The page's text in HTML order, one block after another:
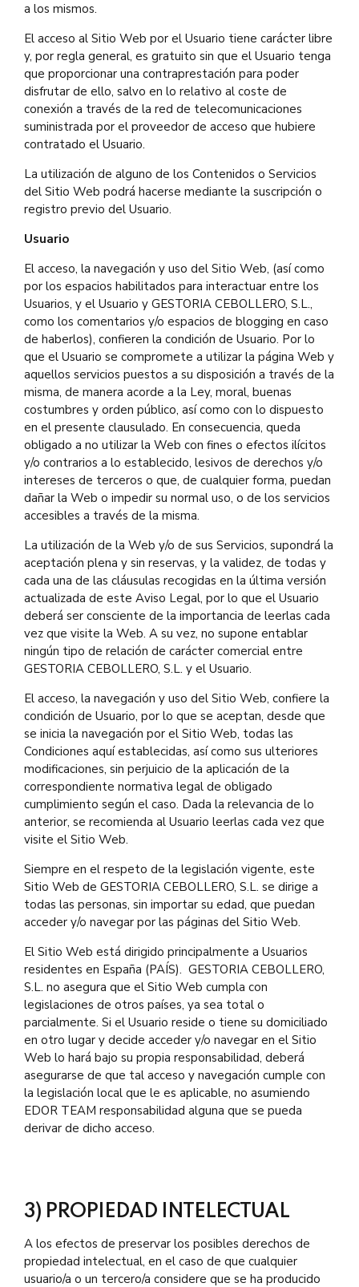
a los mismos.
El acceso al Sitio Web por el Usuario tiene carácter libre
y, por regla general, es gratuito sin que el Usuario tenga
que proporcionar una contraprestación para poder
disfrutar de ello, salvo en lo relativo al coste de
conexión a través de la red de telecomunicaciones
suministrada por el proveedor de acceso que hubiere
contratado el Usuario.
La utilización de alguno de los Contenidos o Servicios
del Sitio Web podrá hacerse mediante la suscripción o
registro previo del Usuario.
Usuario
El acceso, la navegación y uso del Sitio Web, (así como
por los espacios habilitados para interactuar entre los
Usuarios, y el Usuario y GESTORIA CEBOLLERO, S.L.,
como los comentarios y/o espacios de blogging en caso
de haberlos), confieren la condición de Usuario. Por lo
que el Usuario se compromete a utilizar la página Web y
aquellos servicios puestos a su disposición a través de la
misma, de manera acorde a la Ley, moral, buenas
costumbres y orden público, así como con lo dispuesto
en el presente clausulado. En consecuencia, queda
obligado a no utilizar la Web con fines o efectos ilícitos
y/o contrarios a lo establecido, lesivos de derechos y/o
intereses de terceros o que, de cualquier forma, puedan
dañar la Web o impedir su normal uso, o de los servicios
accesibles a través de la misma.
La utilización de la Web y/o de sus Servicios, supondrá la
aceptación plena y sin reservas, y la validez, de todas y
cada una de las cláusulas recogidas en la última versión
actualizada de este Aviso Legal, por lo que el Usuario
deberá ser consciente de la importancia de leerlas cada
vez que visite la Web. A su vez, no supone entablar
ningún tipo de relación de carácter comercial entre
GESTORIA CEBOLLERO, S.L. y el Usuario.
El acceso, la navegación y uso del Sitio Web, confiere la
condición de Usuario, por lo que se aceptan, desde que
se inicia la navegación por el Sitio Web, todas las
Condiciones aquí establecidas, así como sus ulteriores
modificaciones, sin perjuicio de la aplicación de la
correspondiente normativa legal de obligado
cumplimiento según el caso. Dada la relevancia de lo
anterior, se recomienda al Usuario leerlas cada vez que
visite el Sitio Web.
Siempre en el respeto de la legislación vigente, este
Sitio Web de GESTORIA CEBOLLERO, S.L. se dirige a
todas las personas, sin importar su edad, que puedan
acceder y/o navegar por las páginas del Sitio Web.
El Sitio Web está dirigido principalmente a Usuarios
residentes en España (PAÍS). GESTORIA CEBOLLERO,
S.L. no asegura que el Sitio Web cumpla con
legislaciones de otros países, ya sea total o
parcialmente. Si el Usuario reside o tiene su domiciliado
en otro lugar y decide acceder y/o navegar en el Sitio
Web lo hará bajo su propia responsabilidad, deberá
asegurarse de que tal acceso y navegación cumple con
la legislación local que le es aplicable, no asumiendo
EDOR TEAM responsabilidad alguna que se pueda
derivar de dicho acceso.
3) PROPIEDAD INTELECTUAL
A los efectos de preservar los posibles derechos de
propiedad intelectual, en el caso de que cualquier
usuario/a o un tercero/a considere que se ha producido